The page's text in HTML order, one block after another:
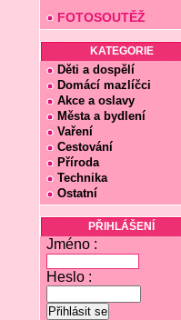
FOTOSOUTĚŽ
KATEGORIE
Děti a dospělí
Domácí mazlíčci
Akce a oslavy
Města a bydlení
Vaření
Cestování
Příroda
Technika
Ostatní
PŘIHLÁŠENÍ
Jméno :
Heslo :